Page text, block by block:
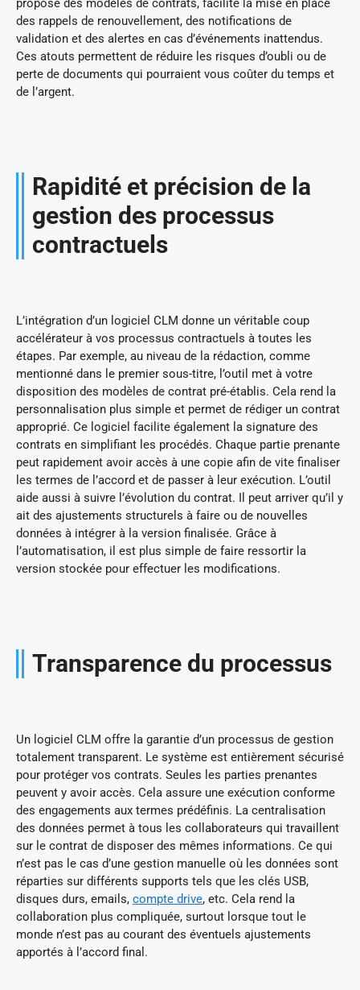
propose des modèles de contrats, facilite la mise en place
des rappels de renouvellement, des notifications de
validation et des alertes en cas d’événements inattendus.
Ces atouts permettent de réduire les risques d’oubli ou de
perte de documents qui pourraient vous coûter du temps et
de l’argent.
Rapidité et précision de la
gestion des processus
contractuels
L’intégration d’un logiciel CLM donne un véritable coup
accélérateur à vos processus contractuels à toutes les
étapes. Par exemple, au niveau de la rédaction, comme
mentionné dans le premier sous-titre, l’outil met à votre
disposition des modèles de contrat pré-établis. Cela rend la
personnalisation plus simple et permet de rédiger un contrat
approprié. Ce logiciel facilite également la signature des
contrats en simplifiant les procédés. Chaque partie prenante
peut rapidement avoir accès à une copie afin de vite finaliser
les termes de l’accord et de passer à leur exécution. L’outil
aide aussi à suivre l’évolution du contrat. Il peut arriver qu’il y
ait des ajustements structurels à faire ou de nouvelles
données à intégrer à la version finalisée. Grâce à
l’automatisation, il est plus simple de faire ressortir la
version stockée pour effectuer les modifications.
Transparence du processus
Un logiciel CLM offre la garantie d’un processus de gestion
totalement transparent. Le système est entièrement sécurisé
pour protéger vos contrats. Seules les parties prenantes
peuvent y avoir accès. Cela assure une exécution conforme
des engagements aux termes prédéfinis. La centralisation
des données permet à tous les collaborateurs qui travaillent
sur le contrat de disposer des mêmes informations. Ce qui
n’est pas le cas d’une gestion manuelle où les données sont
réparties sur différents supports tels que les clés USB,
disques durs, emails, compte drive, etc. Cela rend la
collaboration plus compliquée, surtout lorsque tout le
monde n’est pas au courant des éventuels ajustements
apportés à l’accord final.